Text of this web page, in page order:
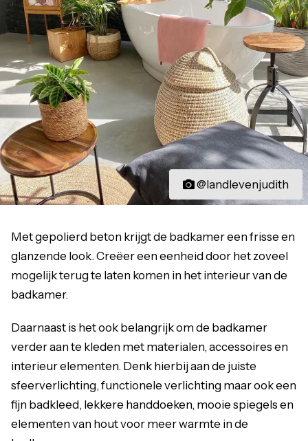
@landlevenjudith
Met gepolierd beton krijgt de badkamer een frisse en
glanzende look. Creëer een eenheid door het zoveel
mogelijk terug te laten komen in het interieur van de
badkamer.
Daarnaast is het ook belangrijk om de badkamer
verder aan te kleden met materialen, accessoires en
interieur elementen. Denk hierbij aan de juiste
sfeerverlichting, functionele verlichting maar ook een
fijn badkleed, lekkere handdoeken, mooie spiegels en
elementen van hout voor meer warmte in de